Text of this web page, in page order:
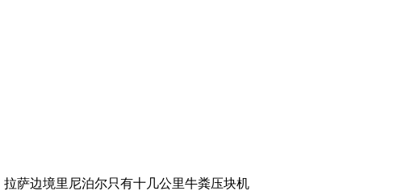
拉萨边境里尼泊尔只有十几公里牛粪压块机